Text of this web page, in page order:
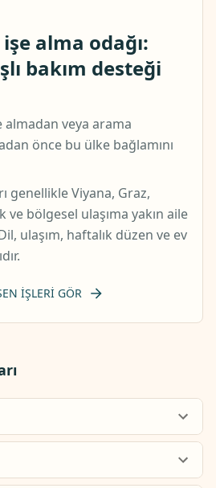
alma odağı:
bakım desteği
almadan veya arama
önce bu ülke bağlamını
genellikle Viyana, Graz,
bölgesel ulaşıma yakın aile
ulaşım, haftalık düzen ve ev
IŞLERI GÖR